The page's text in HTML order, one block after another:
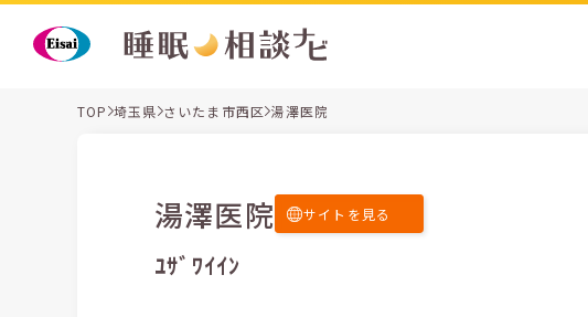
TOP 埼玉県 さいたま市西区 湯澤医院
湯澤医院 サイトを見る
ﾕｻﾞﾜｲｲﾝ